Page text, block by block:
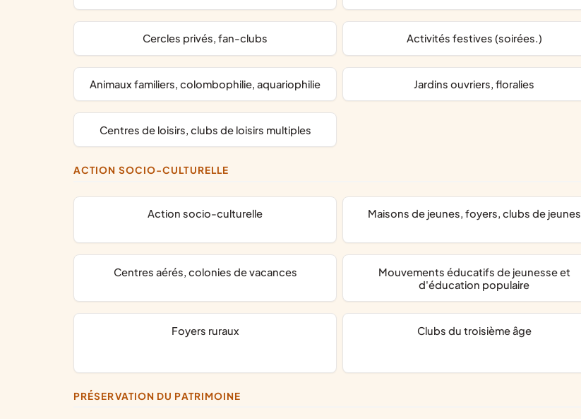
cercles privés, fan-clubs activités festives (soirées.)
animaux familiers, colombophilie, aquariophilie jardins ouvriers, floralies
centres de loisirs, clubs de loisirs multiples
ACTION SOCIO-CULTURELLE
action socio-culturelle maisons de jeunes, foyers, clubs de jeunes
centres aérés, colonies de vacances
mouvements éducatifs de jeunesse et
d'éducation populaire
foyers ruraux clubs du troisième âge
PRÉSERVATION DU PATRIMOINE